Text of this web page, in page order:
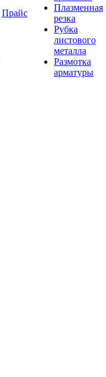
Прайс
Плазменная
резка
Рубка
листового
металла
Размотка
арматуры